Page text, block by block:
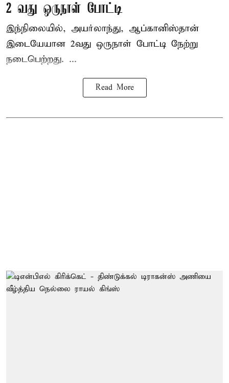
2 வது ஒருநாள் போட்டி
இந்நிலையில், அயர்லாந்து, ஆப்கானிஸ்தான்
இடையேயான 2வது ஒருநாள் போட்டி நேற்று
நடைபெற்றது. ...
Read More